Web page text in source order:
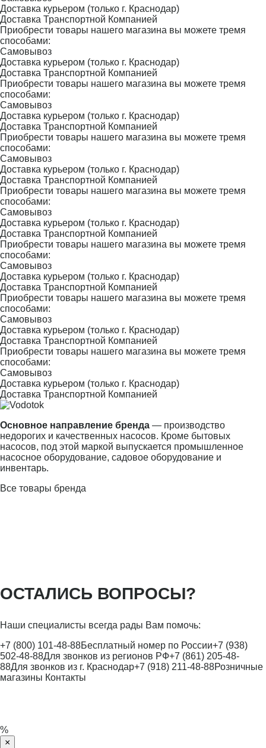
Доставка курьером (только г. Краснодар)
Доставка Транспортной Компанией
Приобрести товары нашего магазина вы можете тремя
способами:
Самовывоз
Доставка курьером (только г. Краснодар)
Доставка Транспортной Компанией
Приобрести товары нашего магазина вы можете тремя
способами:
Самовывоз
Доставка курьером (только г. Краснодар)
Доставка Транспортной Компанией
Приобрести товары нашего магазина вы можете тремя
способами:
Самовывоз
Доставка курьером (только г. Краснодар)
Доставка Транспортной Компанией
Приобрести товары нашего магазина вы можете тремя
способами:
Самовывоз
Доставка курьером (только г. Краснодар)
Доставка Транспортной Компанией
Приобрести товары нашего магазина вы можете тремя
способами:
Самовывоз
Доставка курьером (только г. Краснодар)
Доставка Транспортной Компанией
Приобрести товары нашего магазина вы можете тремя
способами:
Самовывоз
Доставка курьером (только г. Краснодар)
Доставка Транспортной Компанией
Приобрести товары нашего магазина вы можете тремя
способами:
Самовывоз
Доставка курьером (только г. Краснодар)
Доставка Транспортной Компанией
Основное направление бренда — производство
недорогих и качественных насосов. Кроме бытовых
насосов, под этой маркой выпускается промышленное
насосное оборудование, садовое оборудование и
инвентарь.
Все товары бренда
ОСТАЛИСЬ ВОПРОСЫ?
Наши специалисты всегда рады Вам помочь:
+7 (800) 101-48-88Бесплатный номер по России+7 (938)
502-48-88Для звонков из регионов РФ+7 (861) 205-48-
88Для звонков из г. Краснодар+7 (918) 211-48-88Розничные
магазины Контакты
%
×